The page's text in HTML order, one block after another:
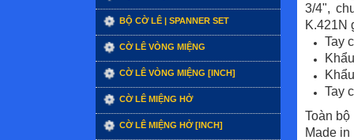
BỘ CỜ LÊ | SPANNER SET
CỜ LÊ VÒNG MIỆNG
CỜ LÊ VÒNG MIỆNG [INCH]
CỜ LÊ MIỆNG HỞ
CỜ LÊ MIỆNG HỞ [INCH]
3/4",
K.421N
Tay
Tay
Toàn
Made in